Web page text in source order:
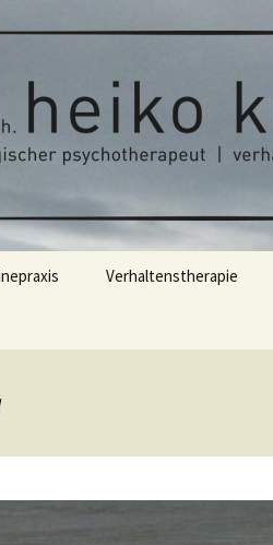
Verhaltenstherapie